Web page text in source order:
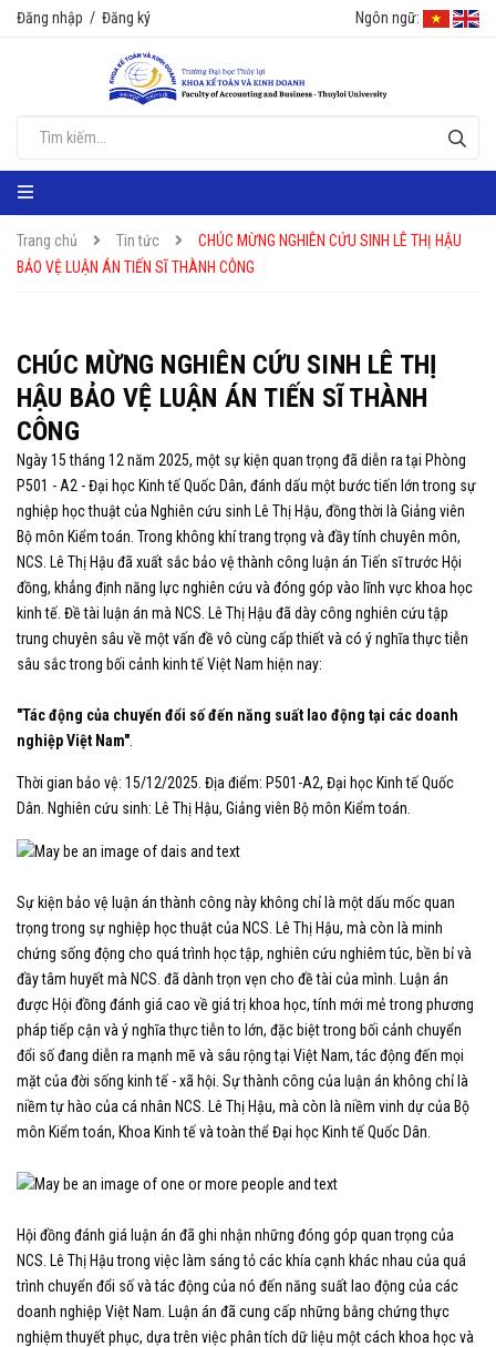
Đăng nhập / Đăng ký Ngôn ngữ:
Trang chủ Tin tức
CHÚC MỪNG NGHIÊN CỨU SINH LÊ THỊ HẬU
BẢO VỆ LUẬN ÁN TIẾN SĨ THÀNH CÔNG
CHÚC MỪNG NGHIÊN CỨU SINH LÊ THỊ
HẬU BẢO VỆ LUẬN ÁN TIẾN SĨ THÀNH
CÔNG
Ngày 15 tháng 12 năm 2025, một sự kiện quan trọng đã diễn ra tại Phòng
P501 - A2 - Đại học Kinh tế Quốc Dân, đánh dấu một bước tiến lớn trong sự
nghiệp học thuật của Nghiên cứu sinh Lê Thị Hậu, đồng thời là Giảng viên
Bộ môn Kiểm toán. Trong không khí trang trọng và đầy tính chuyên môn,
NCS. Lê Thị Hậu đã xuất sắc bảo vệ thành công luận án Tiến sĩ trước Hội
đồng, khẳng định năng lực nghiên cứu và đóng góp vào lĩnh vực khoa học
kinh tế. Đề tài luận án mà NCS. Lê Thị Hậu đã dày công nghiên cứu tập
trung chuyên sâu về một vấn đề vô cùng cấp thiết và có ý nghĩa thực tiễn
sâu sắc trong bối cảnh kinh tế Việt Nam hiện nay:
"Tác động của chuyển đổi số đến năng suất lao động tại các doanh
nghiệp Việt Nam"
Thời gian bảo vệ: 15/12/2025. Địa điểm: P501-A2, Đại học Kinh tế Quốc
Dân. Nghiên cứu sinh: Lê Thị Hậu, Giảng viên Bộ môn Kiểm toán.
Sự kiện bảo vệ luận án thành công này không chỉ là một dấu mốc quan
trọng trong sự nghiệp học thuật của NCS. Lê Thị Hậu, mà còn là minh
chứng sống động cho quá trình học tập, nghiên cứu nghiêm túc, bền bỉ và
đầy tâm huyết mà NCS. đã dành trọn vẹn cho đề tài của mình. Luận án
được Hội đồng đánh giá cao về giá trị khoa học, tính mới mẻ trong phương
pháp tiếp cận và ý nghĩa thực tiễn to lớn, đặc biệt trong bối cảnh chuyển
đổi số đang diễn ra mạnh mẽ và sâu rộng tại Việt Nam, tác động đến mọi
mặt của đời sống kinh tế - xã hội. Sự thành công của luận án không chỉ là
niềm tự hào của cá nhân NCS. Lê Thị Hậu, mà còn là niềm vinh dự của Bộ
môn Kiểm toán, Khoa Kinh tế và toàn thể Đại học Kinh tế Quốc Dân.
Hội đồng đánh giá luận án đã ghi nhận những đóng góp quan trọng của
NCS. Lê Thị Hậu trong việc làm sáng tỏ các khía cạnh khác nhau của quá
trình chuyển đổi số và tác động của nó đến năng suất lao động của các
doanh nghiệp Việt Nam. Luận án đã cung cấp những bằng chứng thực
nghiệm thuyết phục, dựa trên việc phân tích dữ liệu một cách khoa học và